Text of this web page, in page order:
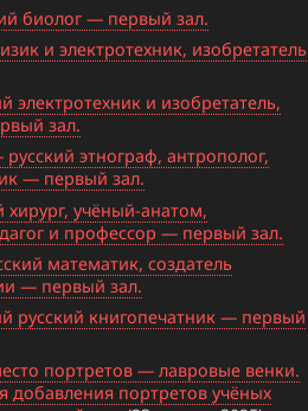
биолог — первый зал.
и электротехник, изобретатель
электротехник и изобретатель,
зал.
этнограф, антрополог,
— первый зал.
учёный-анатом,
и профессор — первый зал.
математик, создатель
— первый зал.
русский книгопечатник — первый
портретов — лавровые венки.
добавления портретов учёных